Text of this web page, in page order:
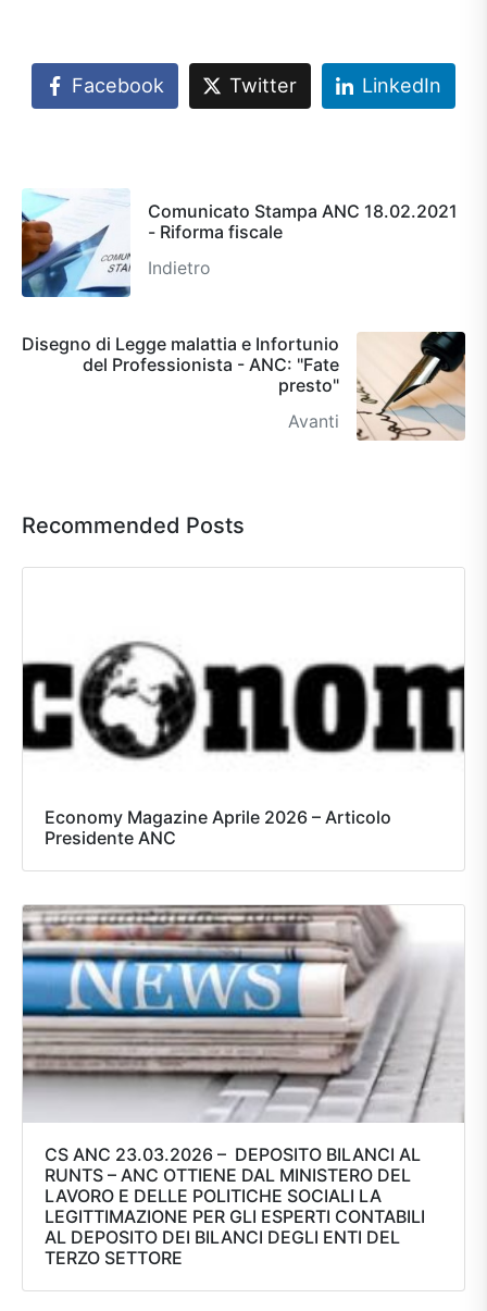
Facebook Twitter LinkedIn
Comunicato Stampa ANC 18.02.2021
- Riforma fiscale
Indietro
Disegno di Legge malattia e Infortunio
del Professionista - ANC: "Fate
presto"
Avanti
Recommended Posts
Economy Magazine Aprile 2026 – Articolo
Presidente ANC
CS ANC 23.03.2026 – DEPOSITO BILANCI AL
RUNTS – ANC OTTIENE DAL MINISTERO DEL
LAVORO E DELLE POLITICHE SOCIALI LA
LEGITTIMAZIONE PER GLI ESPERTI CONTABILI
AL DEPOSITO DEI BILANCI DEGLI ENTI DEL
TERZO SETTORE